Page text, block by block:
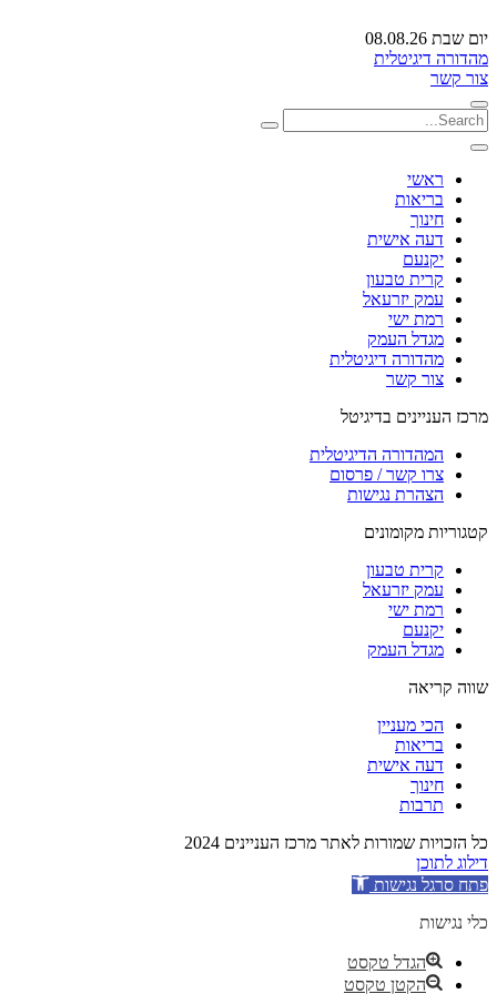
יום שבת 08.08.26
מהדורה דיגיטלית
צור קשר
ראשי
בריאות
חינוך
דעה אישית
יקנעם
קרית טבעון
עמק יזרעאל
רמת ישי
מגדל העמק
מהדורה דיגיטלית
צור קשר
מרכז העניינים בדיגיטל
המהדורה הדיגיטלית
צרו קשר / פרסום
הצהרת נגישות
קטגוריות מקומונים
קרית טבעון
עמק יזרעאל
רמת ישי
יקנעם
מגדל העמק
שווה קריאה
הכי מעניין
בריאות
דעה אישית
חינוך
תרבות
כל הזכויות שמורות לאתר מרכז העניינים 2024
דילוג לתוכן
פתח סרגל נגישות
כלי נגישות
הגדל טקסט
הקטן טקסט